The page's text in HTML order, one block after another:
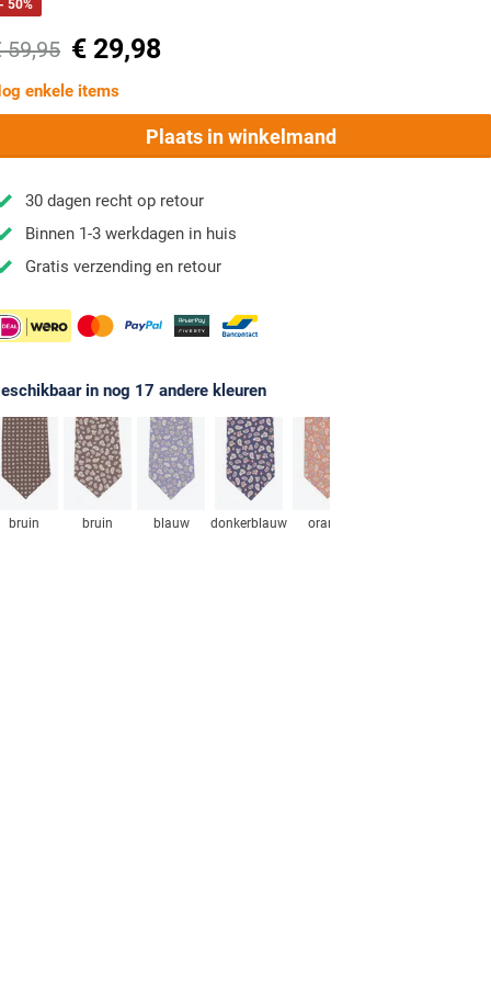
- 50%
59,95 € 29,98
enkele items
Plaats in winkelmand
30 dagen recht op retour
Binnen 1-3 werkdagen in huis
Gratis verzending en retour
in nog 17 andere kleuren
bruin bruin blauw donkerblauw oranje